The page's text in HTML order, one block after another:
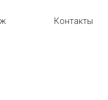
Контакты